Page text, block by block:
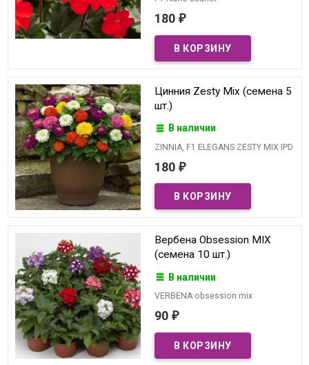
180 ₽
Цинния Zesty Mix (семена 5
шт.)
В наличии
ZINNIA, F1 ELEGANS ZESTY MIX IPD
180 ₽
Вербена Obsession MIX
(семена 10 шт.)
В наличии
VERBENA obsession mix
90 ₽